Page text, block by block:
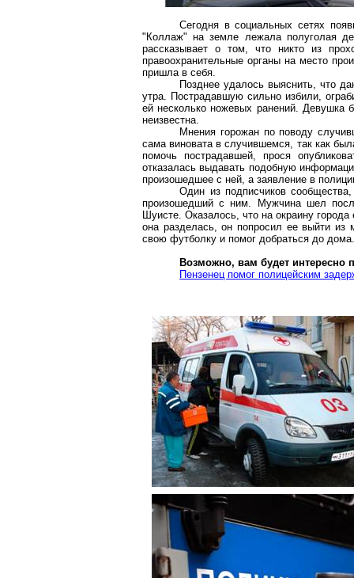
Сегодня в социальных сетях
"Коллаж" на земле лежала полуголая
рассказывает о том, что никто из
правоохранительные органы на место
пришла в себя.
Позднее удалось выяснить, что
утра. Пострадавшую сильно избили,
ей несколько ножевых ранений. Девушка
неизвестна.
Мнения горожан по поводу
сама виновата в случившемся, так как
помочь пострадавшей, прося
отказалась выдавать подобную
произошедшее с ней, а заявление в
Один из подписчиков
произошедший с ним. Мужчина шел
Шуисте. Оказалось, что на окраину
она разделась, он попросил ее выйти
свою футболку и помог добраться до дома.
Возможно, вам будет интересно
Пензенец помог полицейским